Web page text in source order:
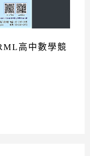
高中數學競